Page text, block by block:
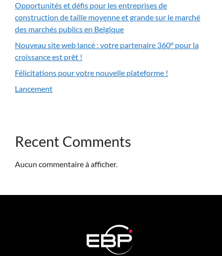
Opportunités et défis pour les entreprises de
construction de taille moyenne et grande sur le marché
des marchés publics en Belgique
Nouveau site web lancé : votre partenaire 360° pour la
croissance est prêt !
Félicitations pour votre nouvelle plateforme !
Lancement
Recent Comments
Aucun commentaire à afficher.